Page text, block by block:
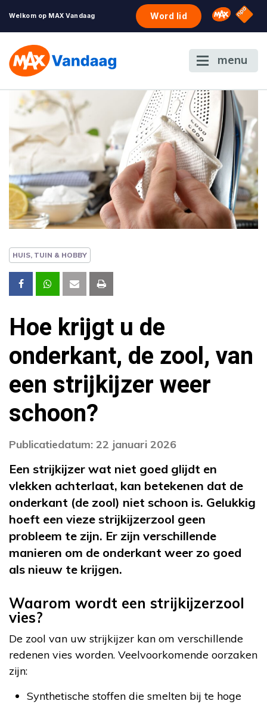
Welkom op MAX Vandaag Word lid Omroep
NPO
menu
HUIS, TUIN & HOBBY
Hoe krijgt u de
onderkant, de zool, van
een strijkijzer weer
schoon?
Publicatiedatum: 22 januari 2026
Een strijkijzer wat niet goed glijdt en
vlekken achterlaat, kan betekenen dat de
onderkant (de zool) niet schoon is. Gelukkig
hoeft een vieze strijkijzerzool geen
probleem te zijn. Er zijn verschillende
manieren om de onderkant weer zo goed
als nieuw te krijgen.
Waarom wordt een strijkijzerzool
vies?
De zool van uw strijkijzer kan om verschillende
redenen vies worden. Veelvoorkomende oorzaken
zijn:
Synthetische stoffen die smelten bij te hoge